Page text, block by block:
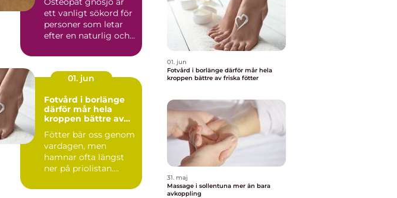
ett vanligt sökord för
personer som letar
efter en naturlig och
01. jun
Fotvård i borlänge
därför mår hela
kroppen bättre av
Fötter bär oss genom
vardagen, men
hamnar ofta längst
ner på priolistan.
först när...
01. jun
Fotvård i borlänge därför mår hela
kroppen bättre av friska fötter
31. maj
Massage i sollentuna mer än bara
avkoppling